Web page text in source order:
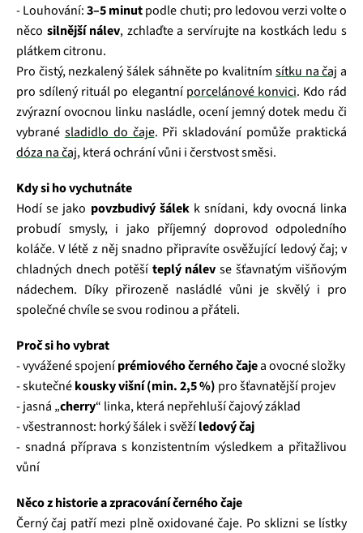
- Louhování:3–5 minutpodle chuti; pro ledovou verzi volte o
něco silnější nálev, zchlaďte a servírujte na kostkách ledu s
plátkem citronu.
Pro čistý, nezkalený šálek sáhněte po kvalitním sítku na čaj a
pro sdílený rituál po elegantní porcelánové konvici. Kdo rád
zvýrazní ovocnou linku nasládle, ocení jemný dotek medu či
vybrané sladidlo do čaje. Při skladování pomůže praktická
dóza na čaj, která ochrání vůni i čerstvost směsi.
Kdy si ho vychutnáte
Hodí se jako povzbudivý šálekk snídani, kdy ovocná linka
probudí smysly, i jako příjemný doprovod odpoledního
koláče. V létě z něj snadno připravíte osvěžující ledový čaj; v
chladných dnech potěší teplý nálev se šťavnatým višňovým
nádechem. Díky přirozeně nasládlé vůni je skvělý i pro
společné chvíle se svou rodinou a přáteli.
Proč si ho vybrat
- vyvážené spojeníprémiového černého čajea ovocné složky
- skutečnékousky višní (min. 2,5 %) pro šťavnatější projev
- jasná „cherry“ linka, která nepřehluší čajový základ
- všestrannost: horký šálek i svěžíledový čaj
- snadná příprava s konzistentním výsledkem a přitažlivou
vůní
Něco z historie a zpracování černého čaje
Černý čaj patří mezi plně oxidované čaje. Po sklizni se lístky